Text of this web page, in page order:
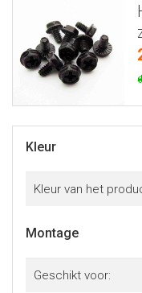
Kleur
Kleur van het
Montage
Geschikt voor: